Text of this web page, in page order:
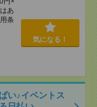
あ
条
気になる！
い♪イベントス